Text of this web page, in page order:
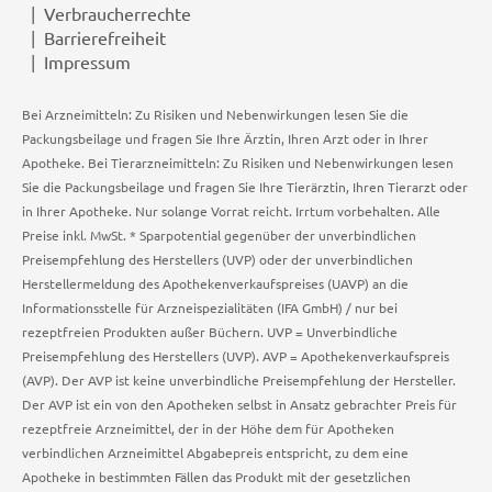
Verbraucherrechte
Barrierefreiheit
Impressum
Bei Arzneimitteln: Zu Risiken und Nebenwirkungen lesen Sie die
Packungsbeilage und fragen Sie Ihre Ärztin, Ihren Arzt oder in Ihrer
Apotheke. Bei Tierarzneimitteln: Zu Risiken und Nebenwirkungen lesen
Sie die Packungsbeilage und fragen Sie Ihre Tierärztin, Ihren Tierarzt oder
in Ihrer Apotheke. Nur solange Vorrat reicht. Irrtum vorbehalten. Alle
Preise inkl. MwSt. * Sparpotential gegenüber der unverbindlichen
Preisempfehlung des Herstellers (UVP) oder der unverbindlichen
Herstellermeldung des Apothekenverkaufspreises (UAVP) an die
Informationsstelle für Arzneispezialitäten (IFA GmbH) / nur bei
rezeptfreien Produkten außer Büchern. UVP = Unverbindliche
Preisempfehlung des Herstellers (UVP). AVP = Apothekenverkaufspreis
(AVP). Der AVP ist keine unverbindliche Preisempfehlung der Hersteller.
Der AVP ist ein von den Apotheken selbst in Ansatz gebrachter Preis für
rezeptfreie Arzneimittel, der in der Höhe dem für Apotheken
verbindlichen Arzneimittel Abgabepreis entspricht, zu dem eine
Apotheke in bestimmten Fällen das Produkt mit der gesetzlichen